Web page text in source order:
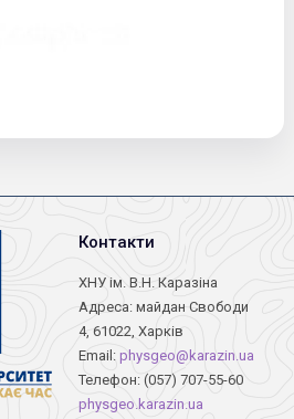
Контакти
ХНУ ім. В.Н. Каразіна
Адреса: майдан Свободи
4, 61022, Харків
Email: physgeo@karazin.ua
Телефон: (057) 707-55-60
physgeo.karazin.ua